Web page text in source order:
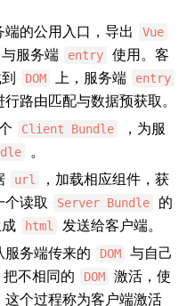
的公用入口，导出 Vue
与服务端 entry
使用。客
DOM 上，服务端 entry
路由匹配与数据预获取。
Client Bundle
，为服
。
url
，加载相应组件，获
个读取
Server Bundle 的
成 html
发送给客户端。
服务端传来的
DOM
与自己
不相同的
DOM
激活，使
个过程称为客户端激活